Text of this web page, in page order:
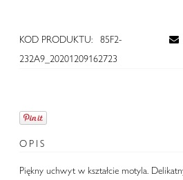
KOD PRODUKTU:
85F2-
232A9_20201209162723
OPIS
Piękny uchwyt w kształcie motyla.